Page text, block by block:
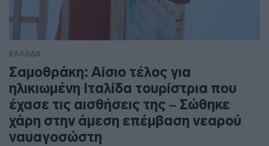
ΕΛΛΑΔΑ
Σαμοθράκη: Αίσιο τέλος για
ηλικιωμένη Ιταλίδα τουρίστρια που
έχασε τις αισθήσεις της – Σώθηκε
χάρη στην άμεση επέμβαση νεαρού
ναυαγοσώστη